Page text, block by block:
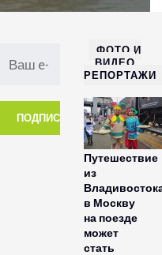
ФОТО И
ВИДЕО
РЕПОРТАЖИ
Путешествие
из
в Москву
на поезде
может
стать